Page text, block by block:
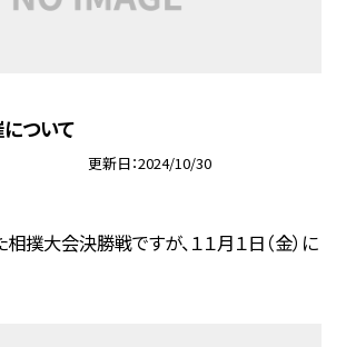
ついて
更新日 2024/10/30
撲大会決勝戦ですが、１１月１日（金）に